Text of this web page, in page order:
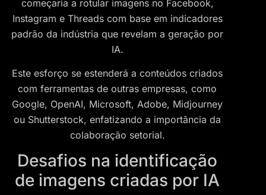
começaria a rotular imagens no Facebook,
Instagram e Threads com base em indicadores
padrão da indústria que revelam a geração por
IA.
Este esforço se estenderá a conteúdos criados
com ferramentas de outras empresas, como
Google, OpenAI, Microsoft, Adobe, Midjourney
ou Shutterstock, enfatizando a importância da
colaboração setorial.
Desafios na identificação
de imagens criadas por IA